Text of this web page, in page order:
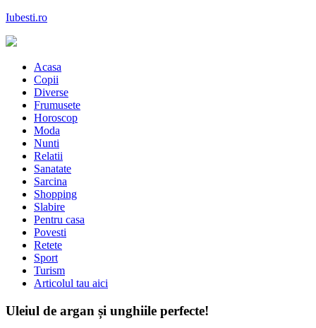
Skip
content
Iubesti.ro
astazi
Acasa
Copii
Diverse
Frumusete
Horoscop
Moda
Nunti
Relatii
Sanatate
Sarcina
Shopping
Slabire
Pentru casa
Povesti
Retete
Sport
Turism
Articolul tau aici
Uleiul de argan și unghiile perfecte!